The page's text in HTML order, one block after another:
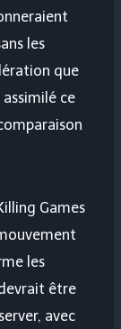
les
que
ce
Games
les
être
avec